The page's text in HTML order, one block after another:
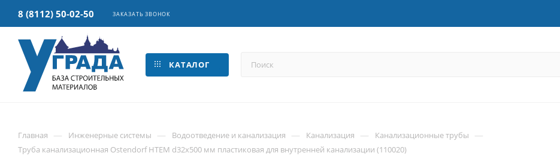
8 (8112) 50-02-50 ЗАКАЗАТЬ ЗВОНОК
КАТАЛОГ
Главная — Инженерные системы — Водоотведение и канализация — Канализация — Канализационные трубы —
Труба канализационная Ostendorf HTEM d32x500 мм пластиковая для внутренней канализации (110020)